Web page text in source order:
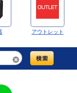
アウトレット